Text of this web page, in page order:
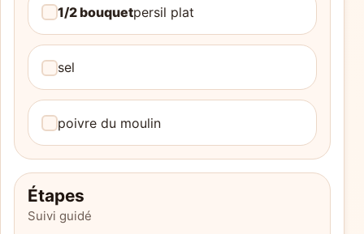
1/2 bouquetpersil plat
sel
poivre du moulin
Étapes
Suivi guidé